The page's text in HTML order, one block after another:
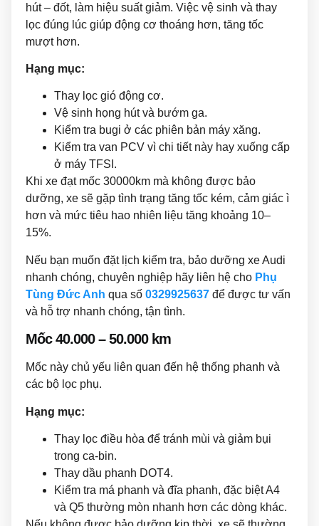
hút – đốt, làm hiệu suất giảm. Việc vệ sinh và thay
lọc đúng lúc giúp động cơ thoáng hơn, tăng tốc
mượt hơn.
Hạng mục:
Thay lọc gió động cơ.
Vệ sinh họng hút và bướm ga.
Kiểm tra bugi ở các phiên bản máy xăng.
Kiểm tra van PCV vì chi tiết này hay xuống cấp
ở máy TFSI.
Khi xe đạt mốc 30000km mà không được bảo
dưỡng, xe sẽ gặp tình trạng tăng tốc kém, cảm giác ì
hơn và mức tiêu hao nhiên liệu tăng khoảng 10–
15%.
Nếu bạn muốn đặt lịch kiểm tra, bảo dưỡng xe Audi
nhanh chóng, chuyên nghiệp hãy liên hệ cho Phụ
Tùng Đức Anh qua số 0329925637 để được tư vấn
và hỗ trợ nhanh chóng, tận tình.
Mốc 40.000 – 50.000 km
Mốc này chủ yếu liên quan đến hệ thống phanh và
các bộ lọc phụ.
Hạng mục:
Thay lọc điều hòa để tránh mùi và giảm bụi
trong ca-bin.
Thay dầu phanh DOT4.
Kiểm tra má phanh và đĩa phanh, đặc biệt A4
và Q5 thường mòn nhanh hơn các dòng khác.